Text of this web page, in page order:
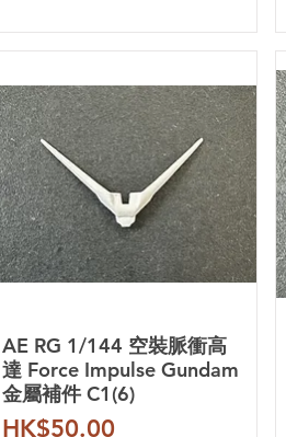
AE RG 1/144 空裝脈衝高
達 Force Impulse Gundam
金屬補件 C1(6)
價格
HK$50.00